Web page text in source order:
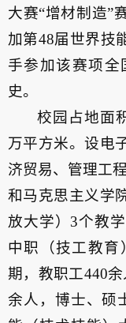
大赛“增材制造”
加第48届世界技
手参加该赛项全
史。
校园占地面
万平方米。设电
济贸易、管理工
和马克思主义学
放大学）3个教
中职（技工教育
期，教职工440
余人，博士、硕